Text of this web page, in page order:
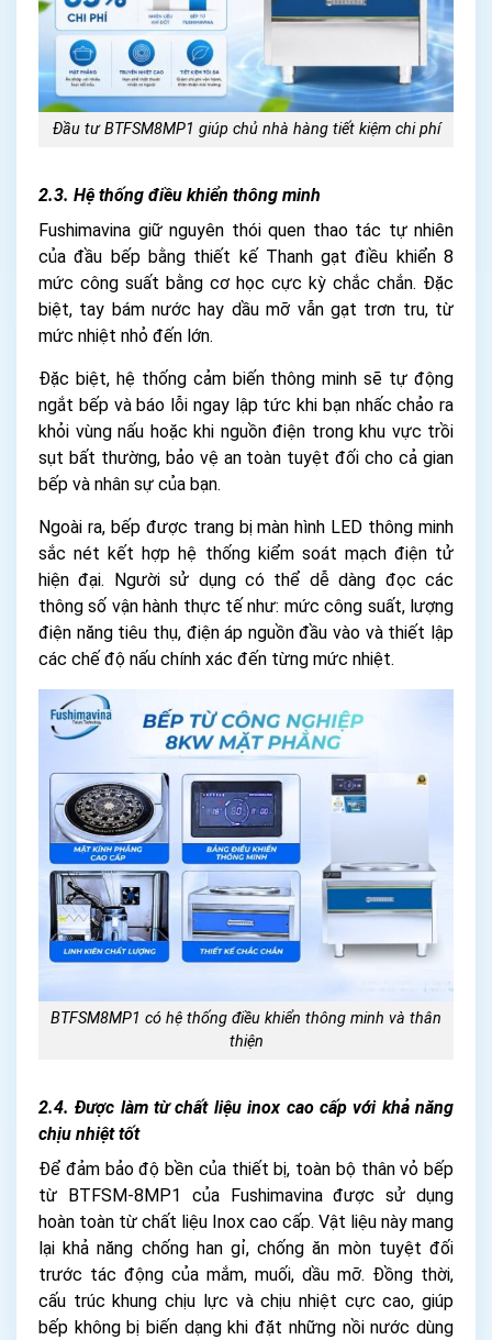
Đầu tư BTFSM8MP1 giúp chủ nhà hàng tiết kiệm chi phí
2.3. Hệ thống điều khiển thông minh
Fushimavina giữ nguyên thói quen thao tác tự nhiên
của đầu bếp bằng thiết kế Thanh gạt điều khiển 8
mức công suất bằng cơ học cực kỳ chắc chắn. Đặc
biệt, tay bám nước hay dầu mỡ vẫn gạt trơn tru, từ
mức nhiệt nhỏ đến lớn.
Đặc biệt, hệ thống cảm biến thông minh sẽ tự động
ngắt bếp và báo lỗi ngay lập tức khi bạn nhấc chảo ra
khỏi vùng nấu hoặc khi nguồn điện trong khu vực trồi
sụt bất thường, bảo vệ an toàn tuyệt đối cho cả gian
bếp và nhân sự của bạn.
Ngoài ra, bếp được trang bị màn hình LED thông minh
sắc nét kết hợp hệ thống kiểm soát mạch điện tử
hiện đại. Người sử dụng có thể dễ dàng đọc các
thông số vận hành thực tế như: mức công suất, lượng
điện năng tiêu thụ, điện áp nguồn đầu vào và thiết lập
các chế độ nấu chính xác đến từng mức nhiệt.
BTFSM8MP1 có hệ thống điều khiển thông minh và thân
thiện
2.4. Được làm từ chất liệu inox cao cấp với khả năng
chịu nhiệt tốt
Để đảm bảo độ bền của thiết bị, toàn bộ thân vỏ bếp
từ BTFSM-8MP1 của Fushimavina được sử dụng
hoàn toàn từ chất liệu Inox cao cấp. Vật liệu này mang
lại khả năng chống han gỉ, chống ăn mòn tuyệt đối
trước tác động của mắm, muối, dầu mỡ. Đồng thời,
cấu trúc khung chịu lực và chịu nhiệt cực cao, giúp
bếp không bị biến dạng khi đặt những nồi nước dùng